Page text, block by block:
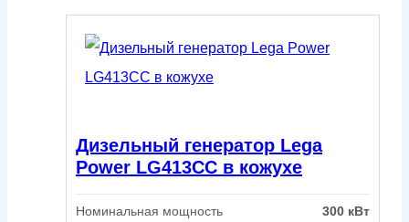
Дизельный генератор Lega
Power LG413CC в кожухе
Номинальная мощность 300 кВт